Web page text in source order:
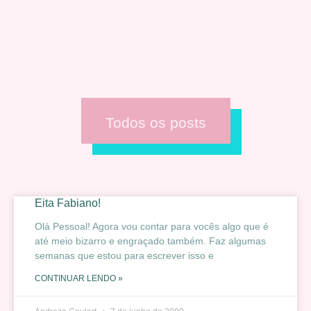
Todos os posts
Eita Fabiano!
Olá Pessoal! Agora vou contar para vocês algo que é
até meio bizarro e engraçado também. Faz algumas
semanas que estou para escrever isso e
CONTINUAR LENDO »